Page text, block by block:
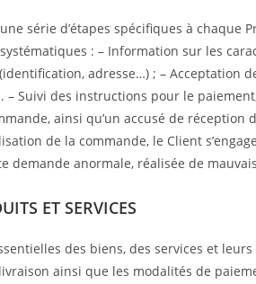
série d’étapes spécifiques à
: – Information sur les
adresse…) ; – Acceptation
– Suivi des instructions pour le
ainsi qu’un accusé de
de la commande, le Client
demande anormale, réalisée de
ET SERVICES
des biens, des services et
ainsi que les modalités de